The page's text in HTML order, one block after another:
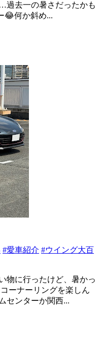
過去一の暑さだったかも
😂何か斜め...
#愛車紹介 #ウイング大百
物に行ったけど、暑かっ
ーナーリングを楽しん
センターか関西...